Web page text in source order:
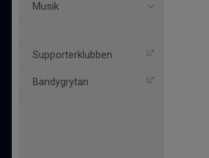
Musik
Supporterklubben
Bandygrytan